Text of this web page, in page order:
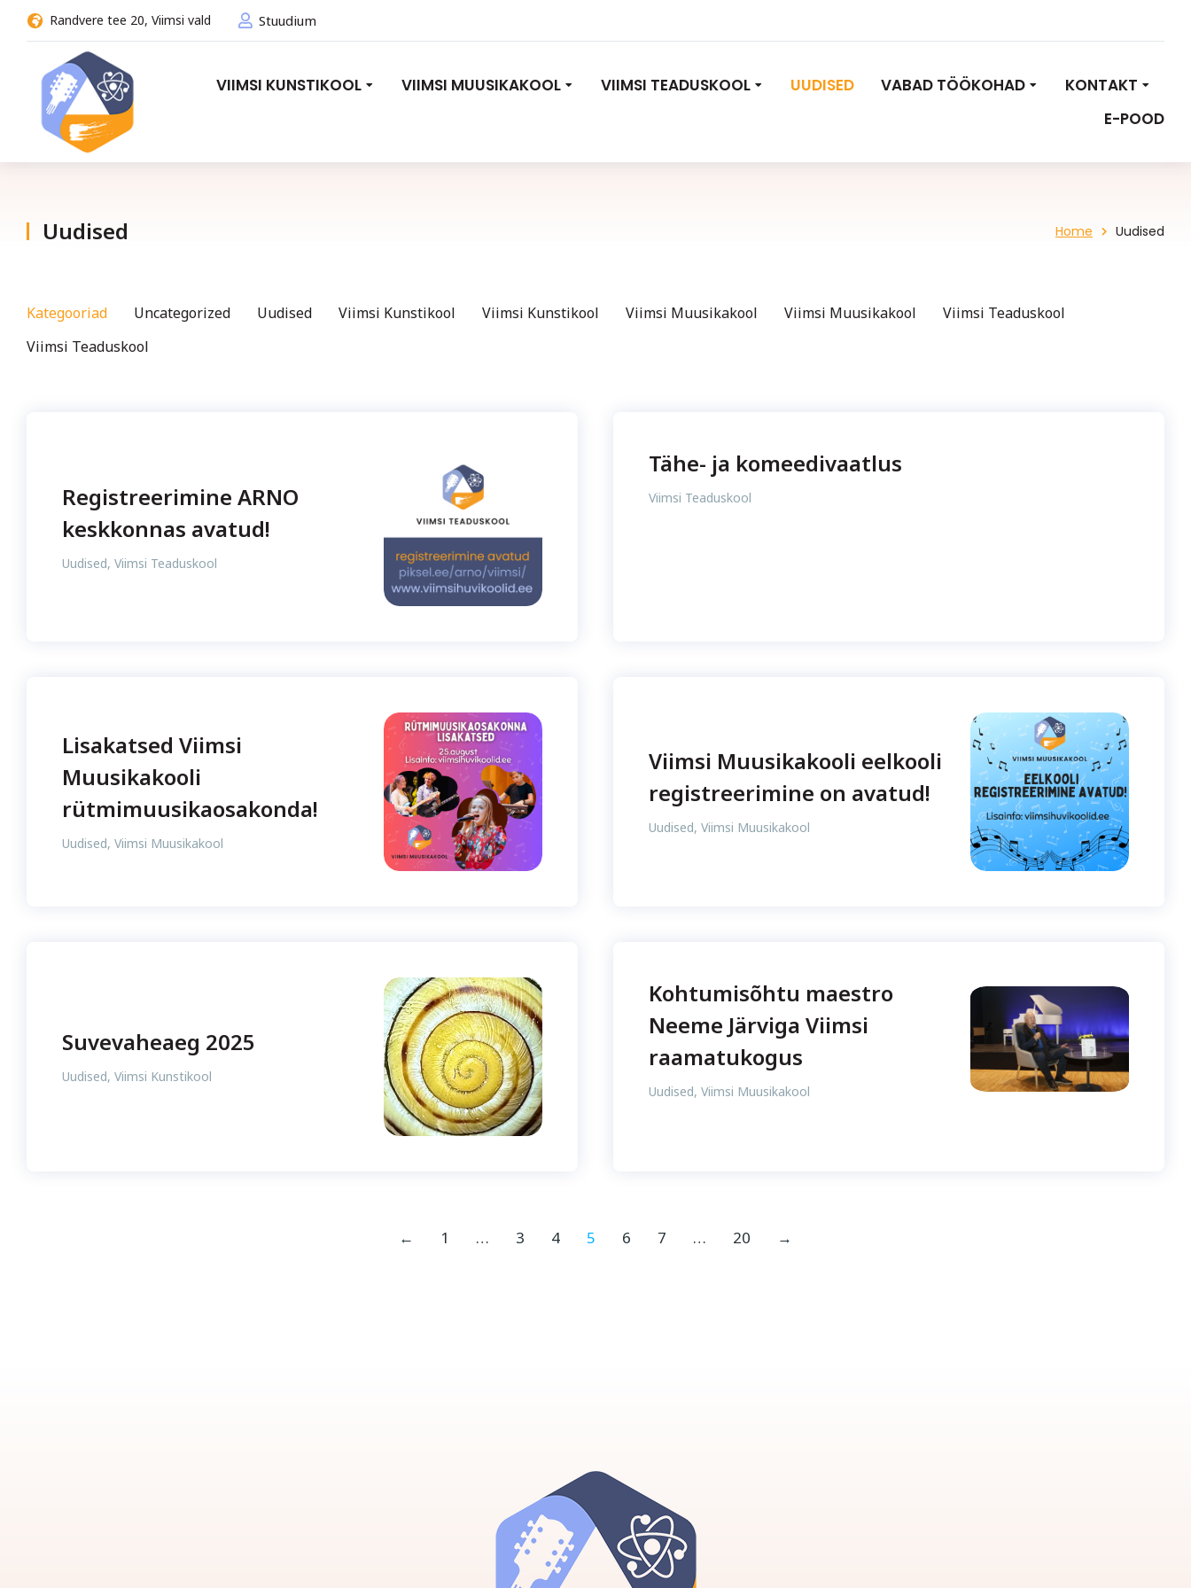
Randvere tee 20, Viimsi vald Stuudium
VIIMSI KUNSTIKOOL VIIMSI MUUSIKAKOOL VIIMSI TEADUSKOOL UUDISED VABAD TÖÖKOHAD
KONTAKT
E-POOD
Uudised Home Uudised
Kategooriad Uncategorized Uudised Viimsi Kunstikool Viimsi Kunstikool Viimsi Muusikakool Viimsi Muusikakool
Viimsi Teaduskool
Viimsi Teaduskool
Registreerimine ARNO
keskkonnas avatud!
Uudised, Viimsi Teaduskool
Tähe- ja komeedivaatlus
Viimsi Teaduskool
Lisakatsed Viimsi
Muusikakooli
rütmimuusikaosakonda!
Uudised, Viimsi Muusikakool
Viimsi Muusikakooli eelkooli
registreerimine on avatud!
Uudised, Viimsi Muusikakool
Suvevaheaeg 2025
Uudised, Viimsi Kunstikool
Kohtumisõhtu maestro
Neeme Järviga Viimsi
raamatukogus
Uudised, Viimsi Muusikakool
← 1 … 3 4 5 6 7 … 20 →